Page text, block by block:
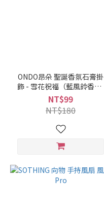
ONDO昂朵 聖誕香氛石膏掛
飾 - 雪花祝福（藍風鈴香）/
雪松聖誕（北國雪松香）
NT$99
NT$180